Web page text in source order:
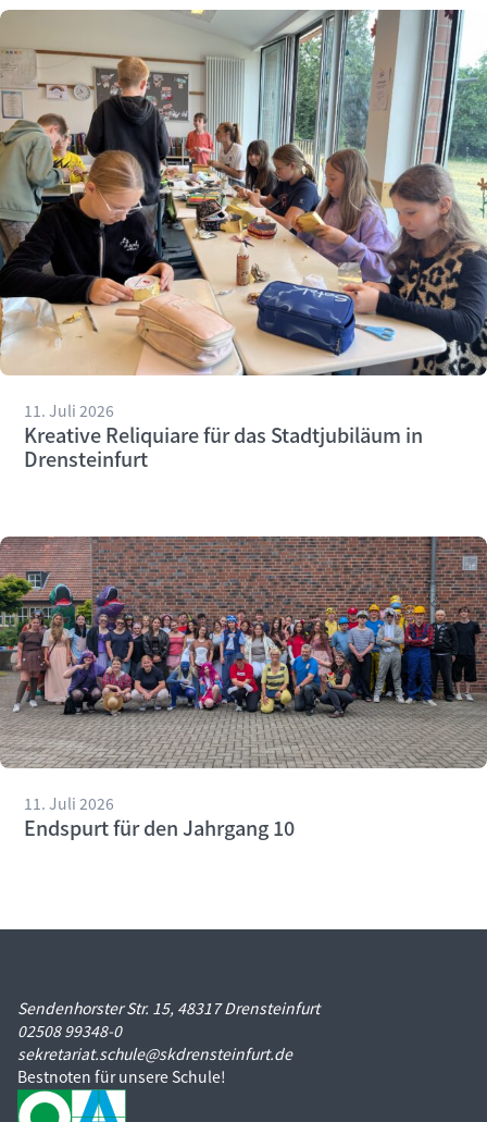
11. Juli 2026
Kreative Reliquiare für das Stadtjubiläum in
Drensteinfurt
11. Juli 2026
Endspurt für den Jahrgang 10
Sendenhorster Str. 15, 48317 Drensteinfurt
02508 99348-0
sekretariat.schule@skdrensteinfurt.de
Bestnoten für unsere Schule!